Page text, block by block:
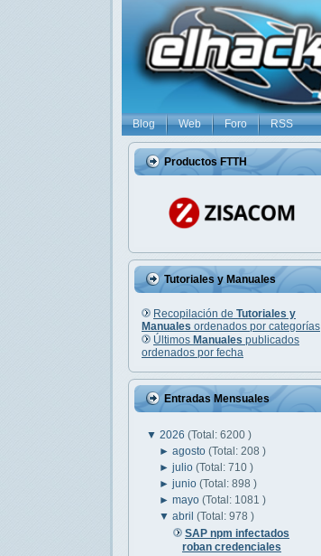
Blog Web Foro RSS
Productos FTTH
Tutoriales y Manuales
Recopilación de Tutoriales y
Manuales ordenados por categorías
Últimos Manuales publicados
ordenados por fecha
Entradas Mensuales
▼ 2026 (Total: 6200 )
►agosto(Total: 208 )
►julio(Total: 710 )
►junio(Total: 898 )
►mayo(Total: 1081 )
▼abril(Total: 978 )
SAP npm infectados
roban credenciales